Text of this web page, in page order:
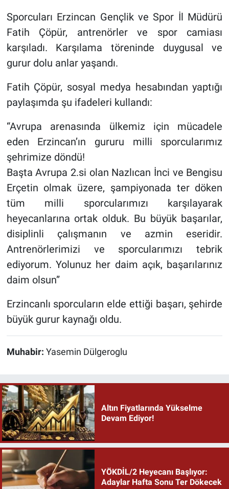
Sporcuları Erzincan Gençlik ve Spor İl Müdürü
Fatih Çöpür, antrenörler ve spor camiası
karşıladı. Karşılama töreninde duygusal ve
gurur dolu anlar yaşandı.
Fatih Çöpür, sosyal medya hesabından yaptığı
paylaşımda şu ifadeleri kullandı:
“Avrupa arenasında ülkemiz için mücadele
eden Erzincan’ın gururu milli sporcularımız
şehrimize döndü!
Başta Avrupa 2.si olan Nazlıcan İnci ve Bengisu
Erçetin olmak üzere, şampiyonada ter döken
tüm milli sporcularımızı karşılayarak
heyecanlarına ortak olduk. Bu büyük başarılar,
disiplinli çalışmanın ve azmin eseridir.
Antrenörlerimizi ve sporcularımızı tebrik
ediyorum. Yolunuz her daim açık, başarılarınız
daim olsun”
Erzincanlı sporcuların elde ettiği başarı, şehirde
büyük gurur kaynağı oldu.
Muhabir: Yasemin Dülgeroglu
Altın Fiyatlarında Yükselme
Devam Ediyor!
YÖKDİL/2 Heyecanı Başlıyor:
Adaylar Hafta Sonu Ter Dökecek